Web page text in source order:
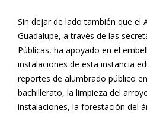
Sin dejar de lado también que el
Guadalupe, a través de las
Públicas, ha apoyado en el
instalaciones de esta instancia
reportes de alumbrado público
bachillerato, la limpieza del
instalaciones, la forestación del